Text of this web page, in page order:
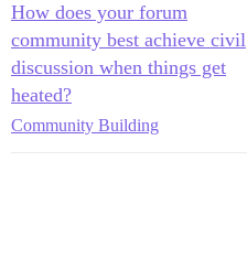
How does your forum
community best achieve civil
discussion when things get
heated?
Community Building